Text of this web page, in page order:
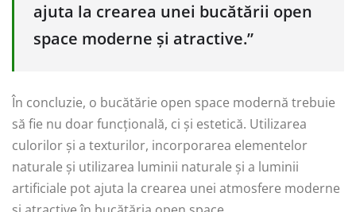
ajuta la crearea unei bucătării open
space moderne și atractive.”
În concluzie, o bucătărie open space modernă trebuie
să fie nu doar funcțională, ci și estetică. Utilizarea
culorilor și a texturilor, incorporarea elementelor
naturale și utilizarea luminii naturale și a luminii
artificiale pot ajuta la crearea unei atmosfere moderne